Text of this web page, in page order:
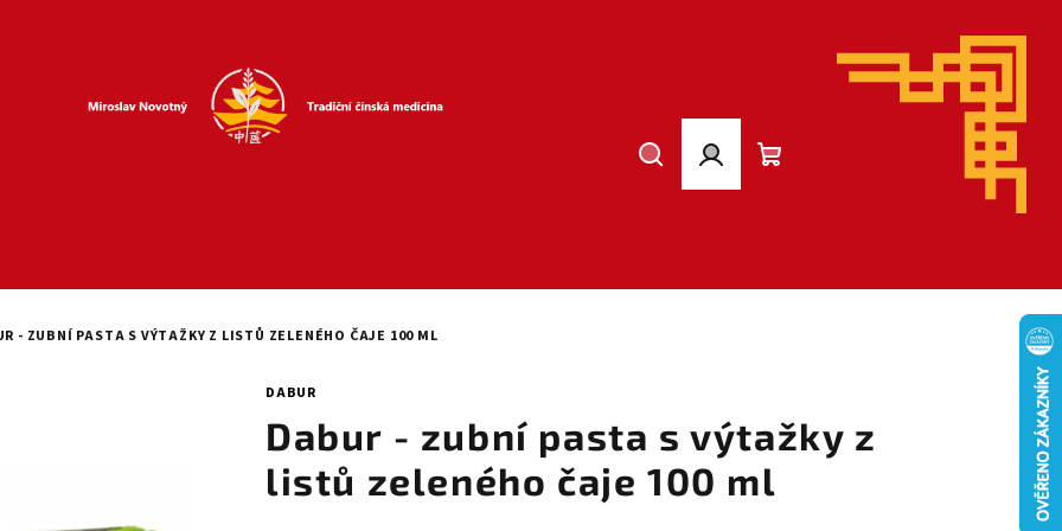
HledatPřihlášení
- ZUBNÍ PASTA S VÝTAŽKY Z LISTŮ ZELENÉHO ČAJE 100 ML
DABUR
Dabur - zubní pasta s výtažky z
listů zeleného čaje 100 ml